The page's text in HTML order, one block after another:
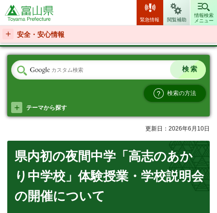
富山県
緊急情報 閲覧補助
情報検索
メニュー
安全・安心情報
検索の方法
テーマから探す
更新日：2026年6月10日
県内初の夜間中学「高志のあか
り中学校」体験授業・学校説明会
の開催について